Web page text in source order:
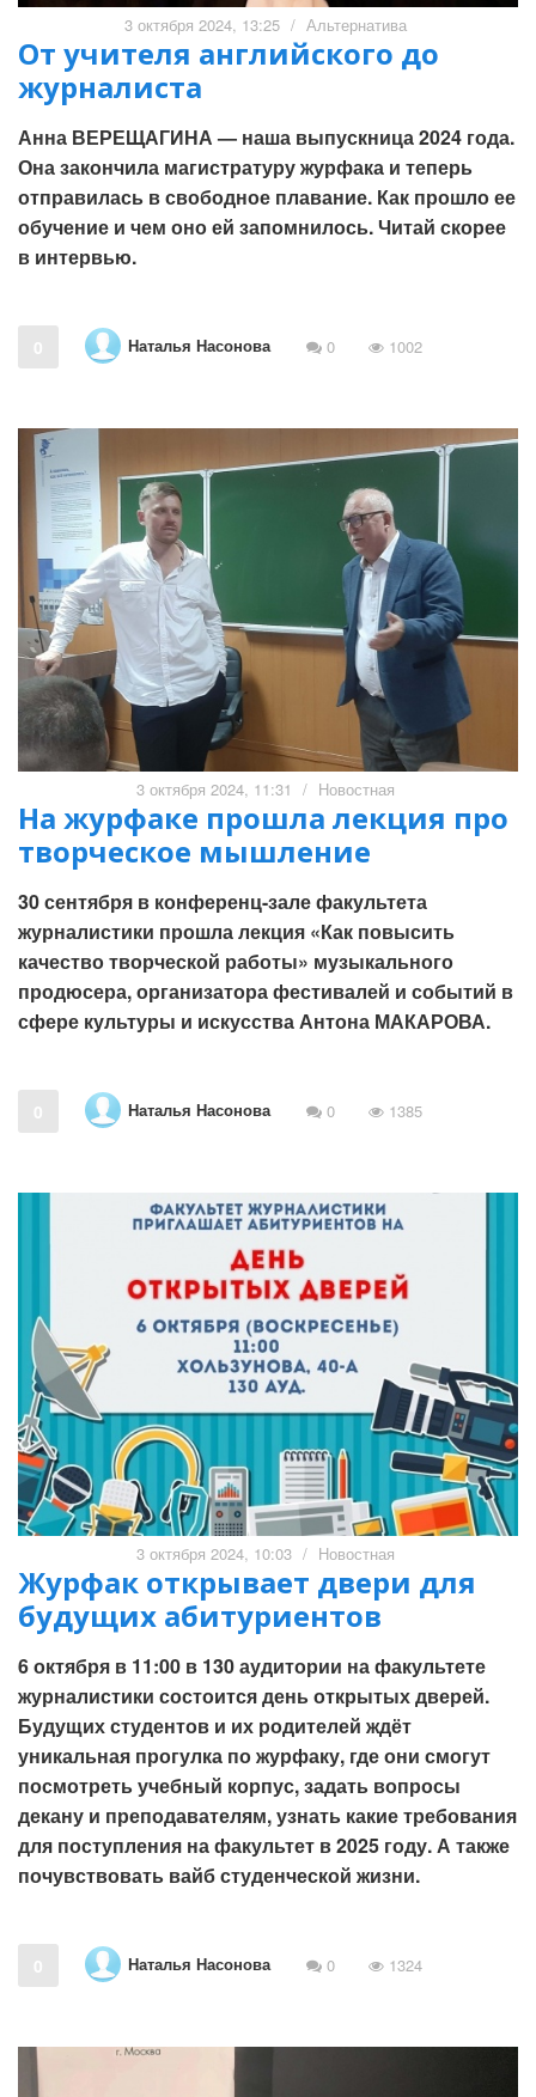
3 октября 2024, 13:25 / Альтернатива
От учителя английского до
журналиста
Анна ВЕРЕЩАГИНА — наша выпускница 2024 года.
Она закончила магистратуру журфака и теперь
отправилась в свободное плавание. Как прошло ее
обучение и чем оно ей запомнилось. Читай скорее
в интервью.
0 Наталья Насонова 0 1002
3 октября 2024, 11:31 / Новостная
На журфаке прошла лекция про
творческое мышление
30 сентября в конференц-зале факультета
журналистики прошла лекция «Как повысить
качество творческой работы» музыкального
продюсера, организатора фестивалей и событий в
сфере культуры и искусства Антона МАКАРОВА.
0 Наталья Насонова 0 1385
3 октября 2024, 10:03 / Новостная
Журфак открывает двери для
будущих абитуриентов
6 октября в 11:00 в 130 аудитории на факультете
журналистики состоится день открытых дверей.
Будущих студентов и их родителей ждёт
уникальная прогулка по журфаку, где они смогут
посмотреть учебный корпус, задать вопросы
декану и преподавателям, узнать какие требования
для поступления на факультет в 2025 году. А также
почувствовать вайб студенческой жизни.
0 Наталья Насонова 0 1324